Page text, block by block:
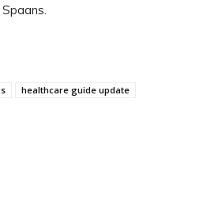
healthcare guide update